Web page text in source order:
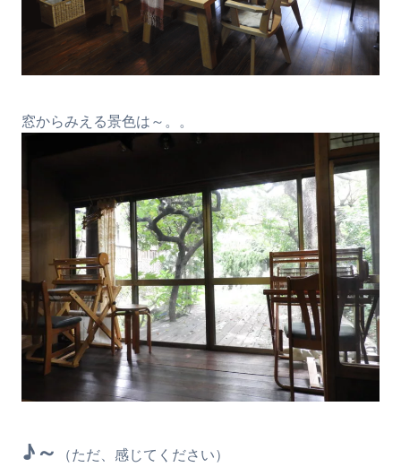
窓からみえる景色は～。。
♪～ （ただ、感じてください）